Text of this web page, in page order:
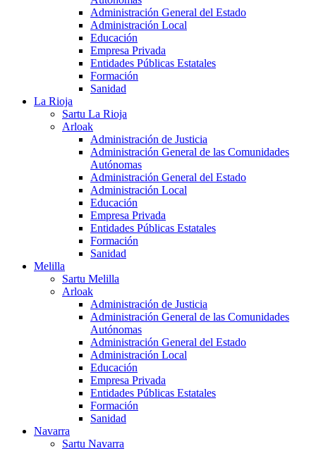
Administración General del Estado
Administración Local
Educación
Empresa Privada
Entidades Públicas Estatales
Formación
Sanidad
La Rioja
Sartu La Rioja
Arloak
Administración de Justicia
Administración General de las Comunidades
Autónomas
Administración General del Estado
Administración Local
Educación
Empresa Privada
Entidades Públicas Estatales
Formación
Sanidad
Melilla
Sartu Melilla
Arloak
Administración de Justicia
Administración General de las Comunidades
Autónomas
Administración General del Estado
Administración Local
Educación
Empresa Privada
Entidades Públicas Estatales
Formación
Sanidad
Navarra
Sartu Navarra